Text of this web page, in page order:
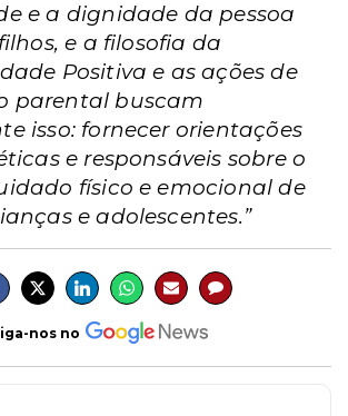
e a dignidade da pessoa
e a filosofia da
Positiva e as ações de
parental buscam
isso: fornecer orientações
e responsáveis sobre o
físico e emocional de
e adolescentes.”
nos no